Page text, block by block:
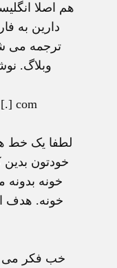
هم اصلا
دارين به
ترجمه می
وبلاگ.
com
لطفا يک خط
خودتون
خونه
خونه. هدف
خب فکر می